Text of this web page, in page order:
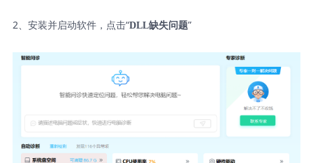
2、安装并启动软件，点击“DLL缺失问题”